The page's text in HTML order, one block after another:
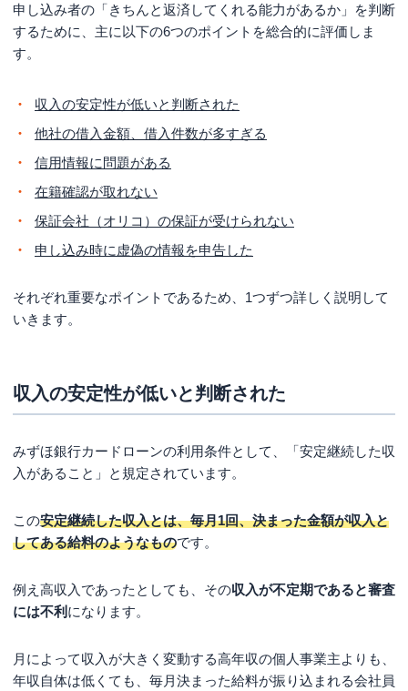
申し込み者の「きちんと返済してくれる能力があるか」を判断
するために、主に以下の6つのポイントを総合的に評価しま
す。
収入の安定性が低いと判断された
他社の借入金額、借入件数が多すぎる
信用情報に問題がある
在籍確認が取れない
保証会社（オリコ）の保証が受けられない
申し込み時に虚偽の情報を申告した
それぞれ重要なポイントであるため、1つずつ詳しく説明して
いきます。
収入の安定性が低いと判断された
みずほ銀行カードローンの利用条件として、「安定継続した収
入があること」と規定されています。
この安定継続した収入とは、毎月1回、決まった金額が収入と
してある給料のようなものです。
例え高収入であったとしても、その収入が不定期であると審査
には不利 になります。
月によって収入が大きく変動する高年収の個人事業主よりも、
年収自体は低くても、毎月決まった給料が振り込まれる会社員